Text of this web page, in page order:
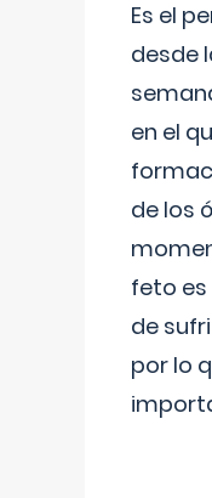
Es el
desde
en el
de los
feto
de
por lo